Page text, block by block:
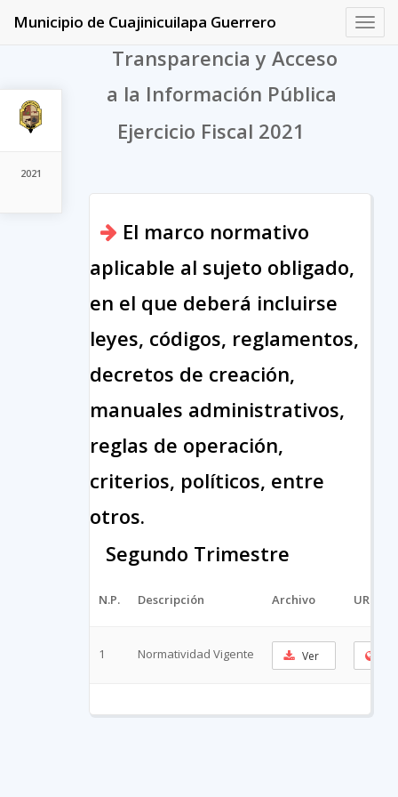
2021
Municipio de Cuajinicuilapa Guerrero
Transparencia y Acceso
a la Información Pública
Ejercicio Fiscal 2021
El marco normativo
aplicable al sujeto obligado,
en el que deberá incluirse
leyes, códigos, reglamentos,
decretos de creación,
manuales administrativos,
reglas de operación,
criterios, políticos, entre
otros.
Segundo Trimestre
N.P. Descripción Archivo URL
1 Normatividad Vigente Ver